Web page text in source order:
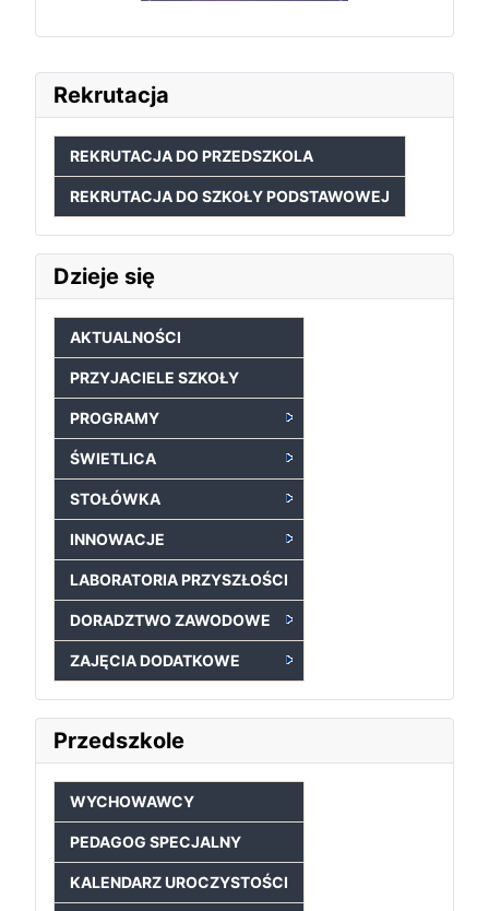
Rekrutacja
REKRUTACJA DO PRZEDSZKOLA
REKRUTACJA DO SZKOŁY PODSTAWOWEJ
Dzieje się
AKTUALNOŚCI
PRZYJACIELE SZKOŁY
PROGRAMY
ŚWIETLICA
STOŁÓWKA
INNOWACJE
LABORATORIA PRZYSZŁOŚCI
DORADZTWO ZAWODOWE
ZAJĘCIA DODATKOWE
Przedszkole
WYCHOWAWCY
PEDAGOG SPECJALNY
KALENDARZ UROCZYSTOŚCI